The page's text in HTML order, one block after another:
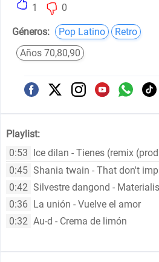
1 0
Géneros: Pop Latino
Retro
Años 70,80,90
Playlist:
0:53 Ice dilan - Tienes (remix (prod. by dj
0:45 Shania twain - That don't impress me
0:42 Silvestre dangond - Materialista (feat.
0:36 La unión - Vuelve el amor
0:32 Au-d - Crema de limón